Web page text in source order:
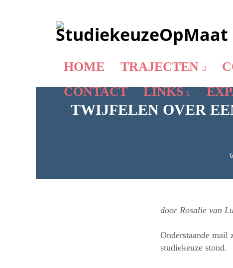
HOME TRAJECTEN
CONTACT
LINKS
TWIJFELEN OVER
door Rosalie van
Onderstaande
studiekeuze stond.